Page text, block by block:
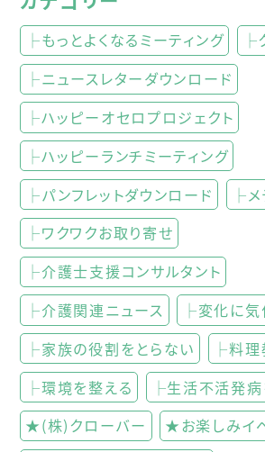
├もっとよくなるミーティング
├
├ニュースレターダウンロード
├ハッピーオセロプロジェクト
├ハッピーランチミーティング
├パンフレットダウンロード
├メ
├ワクワクお取り寄せ
├介護士支援コンサルタント
├介護関連ニュース
├変化に気
├家族の役割をとらない
├料理
├環境を整える
├生活不活発病
★(株)クローバー
★お楽しみイ